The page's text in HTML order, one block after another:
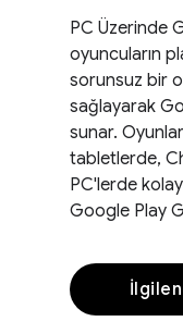
PC Üzerinde
oyuncuların
sorunsuz bir
sağlayarak
sunar.
tabletlerde,
PC'lerde
Google Play